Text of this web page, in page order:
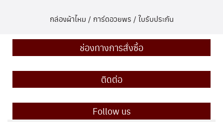
กล่องผ้าไหม / การ์ดอวยพร / ใบรับประกัน
ช่องทางการสั่งซื้อ
ติดต่อ
Follow us